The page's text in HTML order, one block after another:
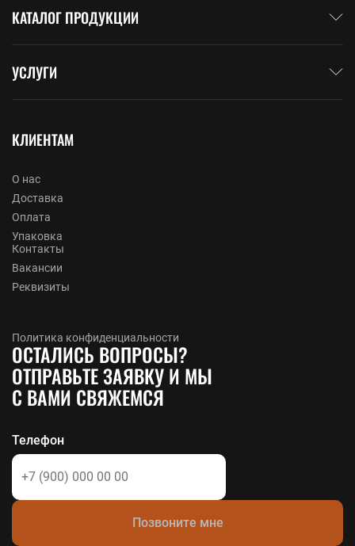
КАТАЛОГ ПРОДУКЦИИ
УСЛУГИ
КЛИЕНТАМ
О нас
Доставка
Оплата
Упаковка
Контакты
Вакансии
Реквизиты
Политика конфиденциальности
ОСТАЛИСЬ ВОПРОСЫ?
ОТПРАВЬТЕ ЗАЯВКУ И МЫ
С ВАМИ СВЯЖЕМСЯ
Телефон
Позвоните мне